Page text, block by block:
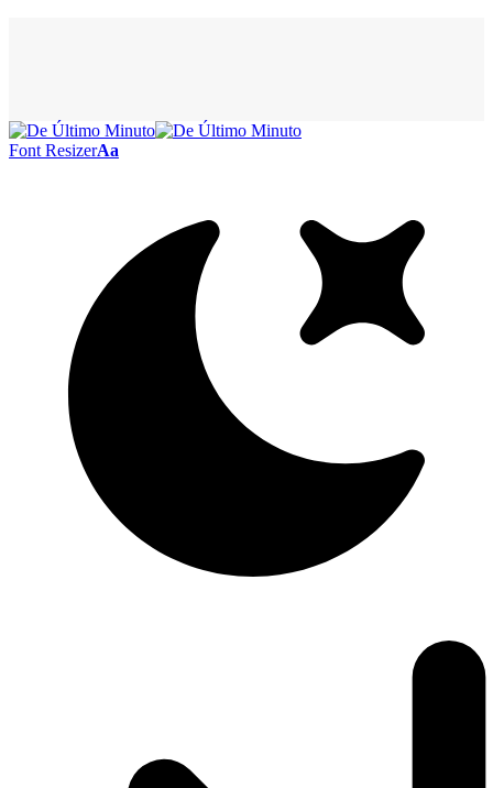
Font ResizerAa